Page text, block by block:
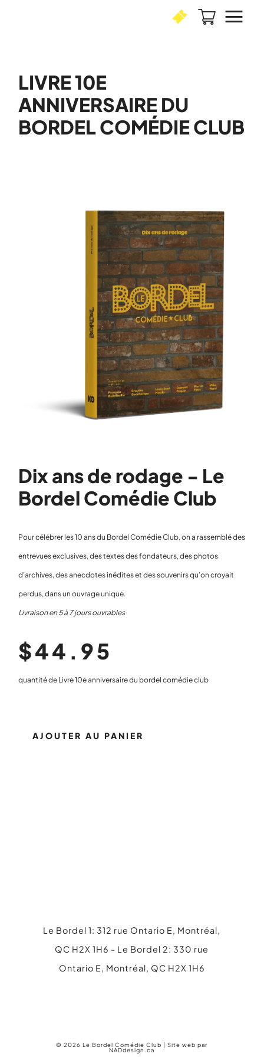
LIVRE 10E
ANNIVERSAIRE DU
BORDEL COMÉDIE CLUB
Dix ans de rodage - Le
Bordel Comédie Club
Pour célébrer les 10 ans du Bordel Comédie Club, on a rassemblé des
entrevues exclusives, des textes des fondateurs, des photos
d’archives, des anecdotes inédites et des souvenirs qu’on croyait
perdus, dans un ouvrage unique.
Livraison en 5 à 7 jours ouvrables
$44.95
quantité de Livre 10e anniversaire du bordel comédie club
AJOUTER AU PANIER
Le Bordel 1: 312 rue Ontario E, Montréal,
QC H2X 1H6 - Le Bordel 2: 330 rue
Ontario E, Montréal, QC H2X 1H6
© 2026 Le Bordel Comédie Club | Site web par
NADdesign.ca